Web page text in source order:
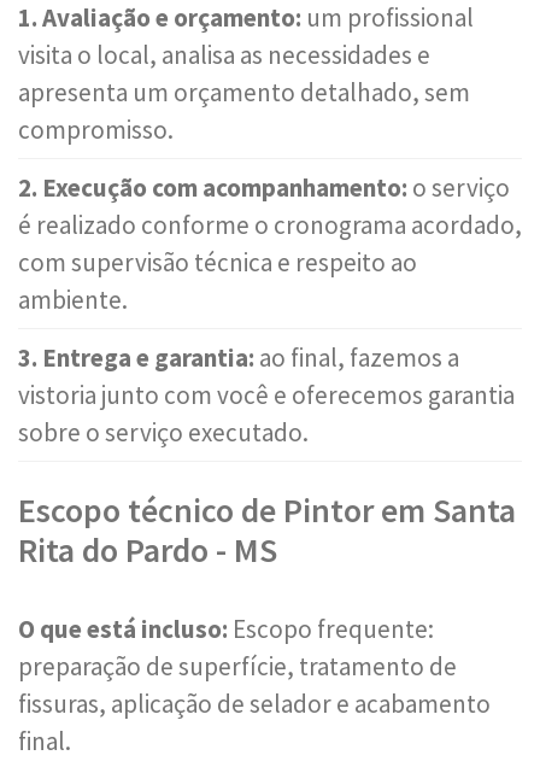
1. Avaliação e orçamento: um profissional
visita o local, analisa as necessidades e
apresenta um orçamento detalhado, sem
compromisso.
2. Execução com acompanhamento: o serviço
é realizado conforme o cronograma acordado,
com supervisão técnica e respeito ao
ambiente.
3. Entrega e garantia: ao final, fazemos a
vistoria junto com você e oferecemos garantia
sobre o serviço executado.
Escopo técnico de Pintor em Santa
Rita do Pardo - MS
O que está incluso: Escopo frequente:
preparação de superfície, tratamento de
fissuras, aplicação de selador e acabamento
final.